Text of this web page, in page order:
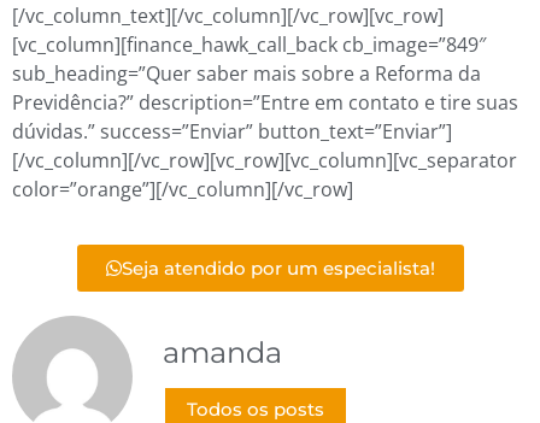
[/vc_column_text][/vc_column][/vc_row][vc_row]
[vc_column][finance_hawk_call_back cb_image=”849″
sub_heading=”Quer saber mais sobre a Reforma da
Previdência?” description=”Entre em contato e tire suas
dúvidas.” success=”Enviar” button_text=”Enviar”]
[/vc_column][/vc_row][vc_row][vc_column][vc_separator
color=”orange”][/vc_column][/vc_row]
Seja atendido por um especialista!
amanda
Todos os posts